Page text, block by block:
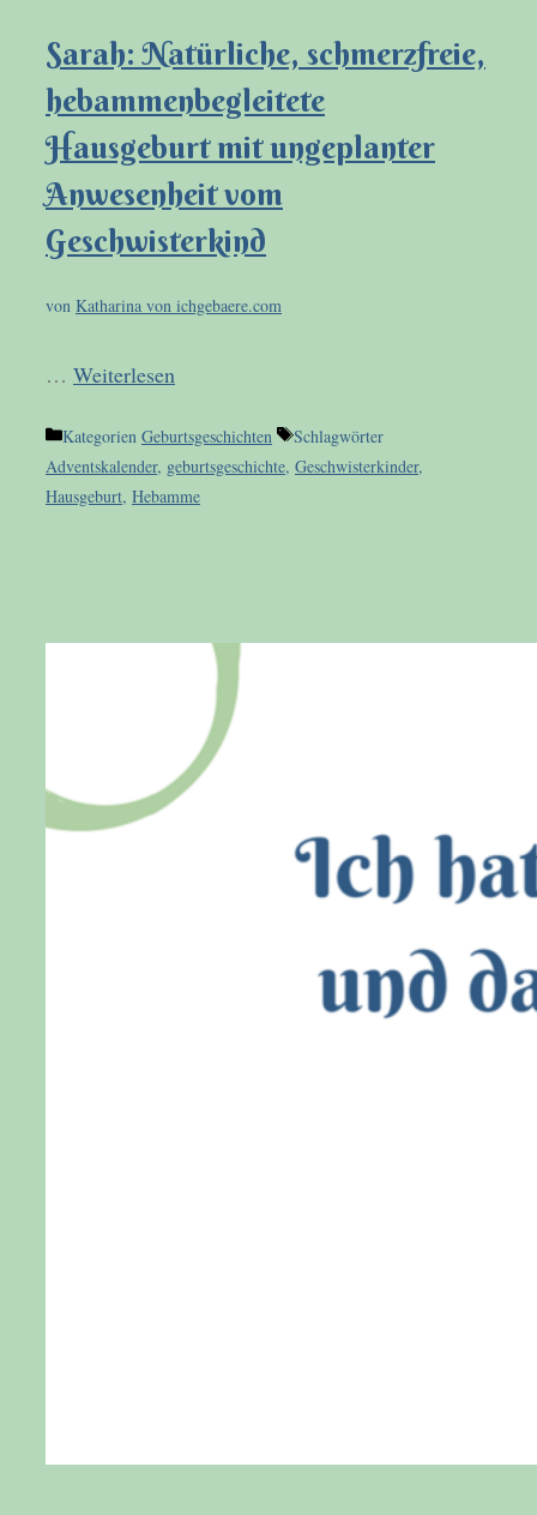
Sarah: Natürliche, schmerzfreie,
hebammenbegleitete
Hausgeburt mit ungeplanter
Anwesenheit vom
Geschwisterkind
von Katharina von ichgebaere.com
… Weiterlesen
Kategorien Geburtsgeschichten
Schlagwörter
Adventskalender, geburtsgeschichte, Geschwisterkinder,
Hausgeburt, Hebamme